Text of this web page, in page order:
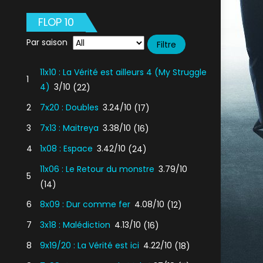
FLOP 10
Par saison
1
11x10 : La Vérité est ailleurs 4 (My Struggle
4) 3/10 (22)
2
7x20 : Doubles 3.24/10 (17)
3
7x13 : Maitreya 3.38/10 (16)
4
1x08 : Espace 3.42/10 (24)
5
11x06 : Le Retour du monstre 3.79/10
(14)
6
8x09 : Dur comme fer 4.08/10 (12)
7
3x18 : Malédiction 4.13/10 (16)
8
9x19/20 : La Vérité est ici 4.22/10 (18)